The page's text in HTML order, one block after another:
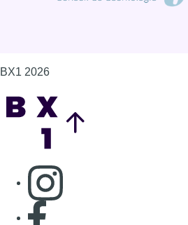
BX1 2026
Consulter page Instagram
Consulter page Facebook